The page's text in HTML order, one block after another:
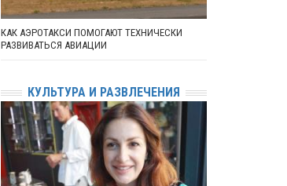
КАК АЭРОТАКСИ ПОМОГАЮТ ТЕХНИЧЕСКИ
РАЗВИВАТЬСЯ АВИАЦИИ
КУЛЬТУРА И РАЗВЛЕЧЕНИЯ